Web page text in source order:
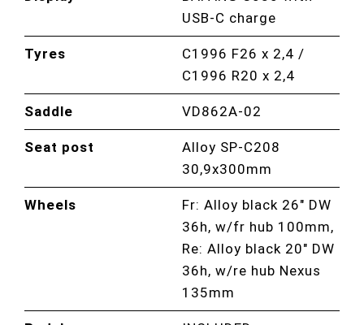
USB-C charge
Tyres
C1996 F26 x 2,4 /
C1996 R20 x 2,4
Saddle VD862A-02
Seat post
Alloy SP-C208
30,9x300mm
Wheels
Fr: Alloy black 26″ DW
36h, w/fr hub 100mm,
Re: Alloy black 20″ DW
36h, w/re hub Nexus
135mm